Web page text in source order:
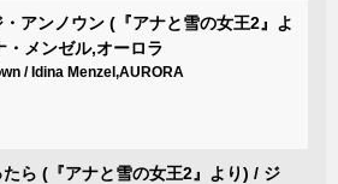
アンノウン (『アナと雪の女王2』よ
・メンゼル,オーロラ
/ Idina Menzel,AURORA
ら (『アナと雪の女王2』より) / ジ